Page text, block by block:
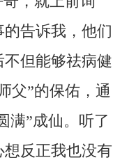
告诉我，他们
但能够祛病健
父”的保佑，通
满”成仙。听了
反正我也没有